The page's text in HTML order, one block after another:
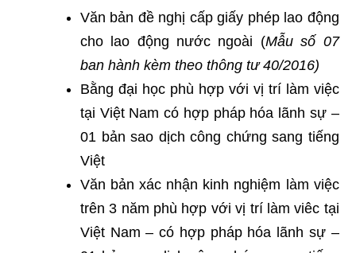
Văn bản đề nghị cấp giấy phép lao động
cho lao động nước ngoài (Mẫu số 07
ban hành kèm theo thông tư 40/2016)
Bằng đại học phù hợp với vị trí làm việc
tại Việt Nam có hợp pháp hóa lãnh sự –
01 bản sao dịch công chứng sang tiếng
Việt
Văn bản xác nhận kinh nghiệm làm việc
trên 3 năm phù hợp với vị trí làm viêc tại
Việt Nam – có hợp pháp hóa lãnh sự –